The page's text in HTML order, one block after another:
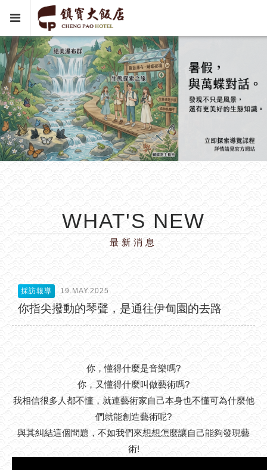
WHAT'S NEW
最新消息
採訪報導 19.MAY.2025
你指尖撥動的琴聲，是通往伊甸園的去路
你，懂得什麼是音樂嗎?
你，又懂得什麼叫做藝術嗎?
我相信很多人都不懂，就連藝術家自己本身也不懂可為什麼他
們就能創造藝術呢?
與其糾結這個問題，不如我們來想想怎麼讓自己能夠發現藝
術!